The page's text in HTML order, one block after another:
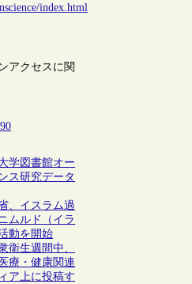
index.html
アクセスに関
学図書館オー
ス研究データ
、イスラム過
ムルド（イラ
動を開始
衛生週間中、
療・健康関連
ア上に投稿す